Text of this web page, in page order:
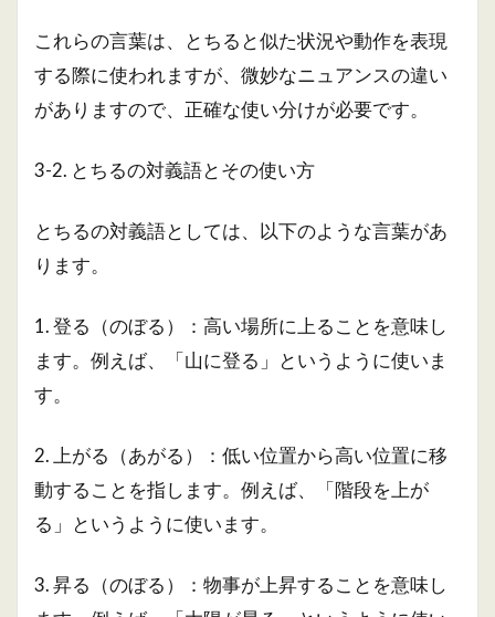
これらの言葉は、とちると似た状況や動作を表現
する際に使われますが、微妙なニュアンスの違い
がありますので、正確な使い分けが必要です。
3-2. とちるの対義語とその使い方
とちるの対義語としては、以下のような言葉があ
ります。
1. 登る（のぼる）：高い場所に上ることを意味し
ます。例えば、「山に登る」というように使いま
す。
2. 上がる（あがる）：低い位置から高い位置に移
動することを指します。例えば、「階段を上が
る」というように使います。
3. 昇る（のぼる）：物事が上昇することを意味し